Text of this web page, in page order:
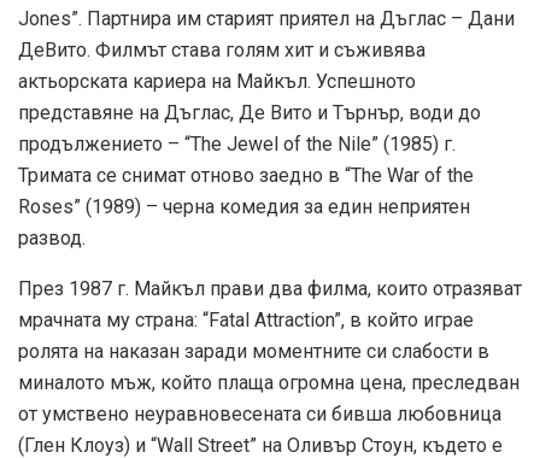
Jones”. Партнира им старият приятел на Дъглас – Дани
ДеВито. Филмът става голям хит и съживява
актьорската кариера на Майкъл. Успешното
представяне на Дъглас, Де Вито и Търнър, води до
продължението – “The Jewel of the Nile” (1985) г.
Тримата се снимат отново заедно в “The War of the
Roses” (1989) – черна комедия за един неприятен
развод.
През 1987 г. Майкъл прави два филма, които отразяват
мрачната му страна: “Fatal Attraction”, в който играе
ролята на наказан заради моментните си слабости в
миналото мъж, който плаща огромна цена, преследван
от умствено неуравновесената си бивша любовница
(Глен Клоуз) и “Wall Street” на Оливър Стоун, където е